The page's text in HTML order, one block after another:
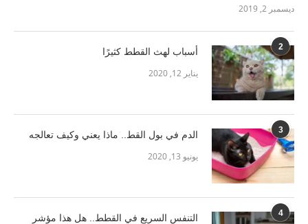
ديسمبر 2, 2019
2 أسباب لهث القطط كثيرًا
يناير 12, 2020
3 الدم في بول القط.. ماذا يعني وكيف تعالجه
يونيو 13, 2020
4
التنفس السريع في القطط.. هل هذا مؤشر